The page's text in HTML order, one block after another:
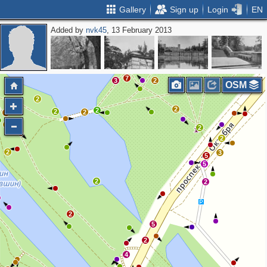
Gallery Sign up Login EN
Added bynvk45, 13 February 2013
3
4
5
2
5
5
2
3
2
2
2
2
7
5
3
2
2
2
2
2
2
2
2
2
OSM